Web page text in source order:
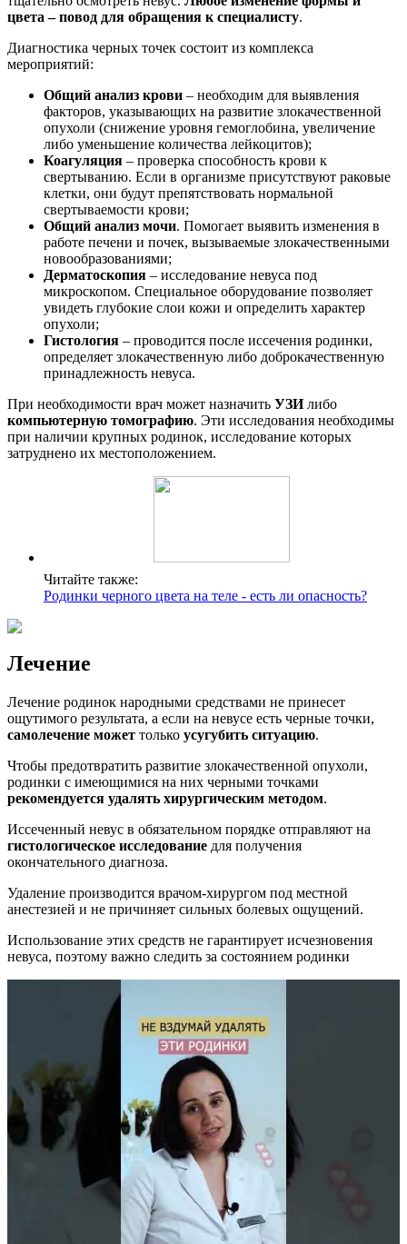
цвета – повод для обращения к специалисту.
Диагностика черных точек состоит из комплекса
мероприятий:
Общий анализ крови – необходим для выявления
факторов, указывающих на развитие злокачественной
опухоли (снижение уровня гемоглобина, увеличение
либо уменьшение количества лейкоцитов);
Коагуляция – проверка способность крови к
свертыванию. Если в организме присутствуют раковые
клетки, они будут препятствовать нормальной
свертываемости крови;
Общий анализ мочи. Помогает выявить изменения в
работе печени и почек, вызываемые злокачественными
новообразованиями;
Дерматоскопия – исследование невуса под
микроскопом. Специальное оборудование позволяет
увидеть глубокие слои кожи и определить характер
опухоли;
Гистология – проводится после иссечения родинки,
определяет злокачественную либо доброкачественную
принадлежность невуса.
При необходимости врач может назначить УЗИлибо
компьютерную томографию. Эти исследования необходимы
при наличии крупных родинок, исследование которых
затруднено их местоположением.
Читайте также:
Родинки черного цвета на теле - есть ли опасность?
Лечение
Лечение родинок народными средствами не принесет
ощутимого результата, а если на невусе есть черные точки,
самолечение может только усугубить ситуацию.
Чтобы предотвратить развитие злокачественной опухоли,
родинки с имеющимися на них черными точками
рекомендуется удалять хирургическим методом.
Иссеченный невус в обязательном порядке отправляют на
гистологическое исследование для получения
окончательного диагноза.
Удаление производится врачом-хирургом под местной
анестезией и не причиняет сильных болевых ощущений.
Использование этих средств не гарантирует исчезновения
невуса, поэтому важно следить за состоянием родинки